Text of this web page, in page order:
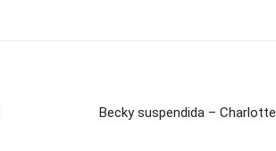
Becky suspendida –